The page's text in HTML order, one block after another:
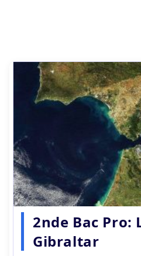
2nde Bac Pro:
Gibraltar